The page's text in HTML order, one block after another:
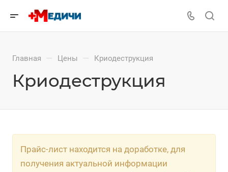
Главная — Цены — Криодеструкция
Криодеструкция
Прайс-лист находится на доработке, для
получения актуальной информации